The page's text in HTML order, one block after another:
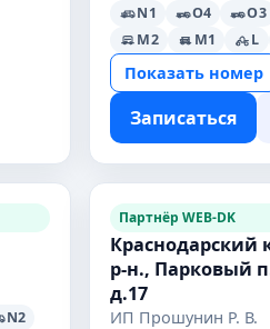
N1 O4 O3
M2
M1 L
Показать номер
Записаться
N2
Партнёр WEB-DK
Краснодарский
р-н., Парковый
д.17
ИП Прошунин Р. В.